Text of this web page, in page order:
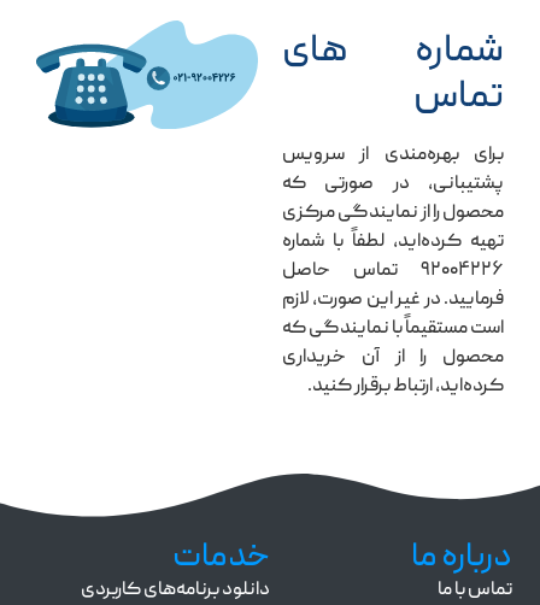
شماره های
تماس
برای بهره‌مندی از سرویس
پشتیبانی، در صورتی که
محصول را از نمایندگی مرکزی
تهیه کرده‌اید، لطفاً با شماره
۹۲۰۰۴۲۲۶ تماس حاصل
فرمایید. در غیر این صورت، لازم
است مستقیماً با نمایندگی که
محصول را از آن خریداری
کرده‌اید، ارتباط برقرار کنید.
درباره ما
تماس با ما
خدمات
دانلود برنامه‌های کاربردی